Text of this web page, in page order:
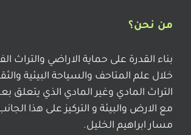
من نحن؟
بناء القدرة على حماية الاراضي والتراث
خلال علم المتاحف والسياحة البيئية
التراث المادي وغير المادي الذي يتعلق
مع الارض والبيئة و التركيز على هذا
مسار ابراهيم الخليل.